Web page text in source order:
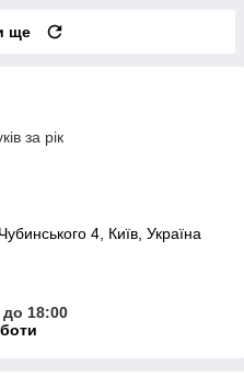
ще
за рік
4, Київ, Україна
до 18:00